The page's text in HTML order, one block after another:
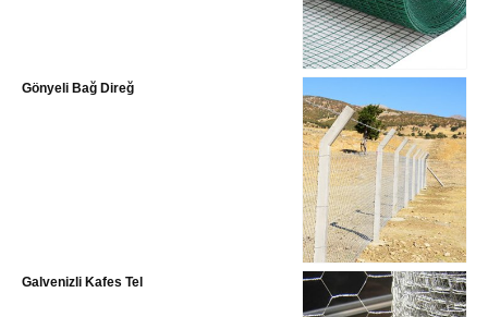
Gönyeli Bağ Direğ
Galvenizli Kafes Tel